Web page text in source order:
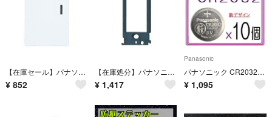
【在庫セール】パナソニック(Panasonic) アドバンスシリーズ 埋込スイッ
¥ 852
【在庫処分】パナソニック(Panasonic) コスモシリーズワイド21 埋込ス
¥ 1,417
Panasonic
パナソニック CR2032[10個]Panasonic ボタン電池
¥ 1,095